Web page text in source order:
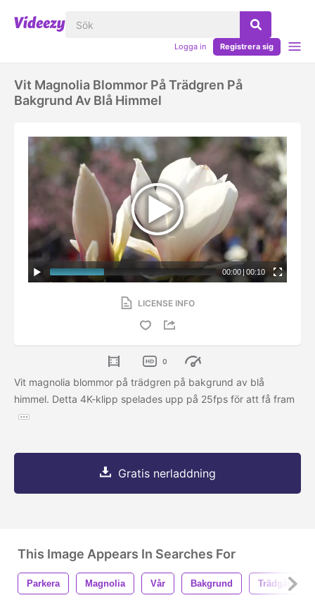
Logga in Registrera sig
Vit Magnolia Blommor På Trädgren På
Bakgrund Av Blå Himmel
00:00 | 00:10
LICENSE INFO
0
Vit magnolia blommor på trädgren på bakgrund av blå
himmel. Detta 4K-klipp spelades upp på 25fps för att få fram
Gratis nerladdning
This Image Appears In Searches For
Parkera Magnolia Vår Bakgrund Trädgård